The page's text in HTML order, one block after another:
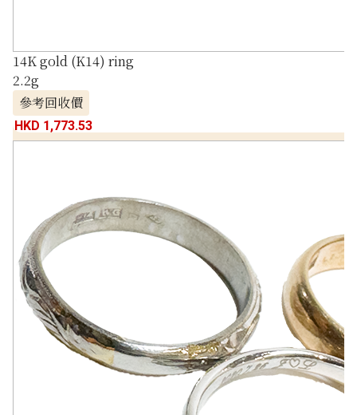
14K gold (K14) ring
2.2g
參考回收價
HKD 1,773.53